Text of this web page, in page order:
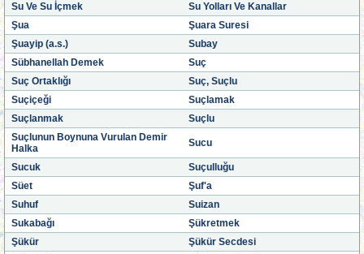
Su Ve Su İçmek
Su Yolları Ve Kanallar
Şua
Şuara Suresi
Şuayip (a.s.)
Subay
Sübhanellah Demek
Suç
Suç Ortaklığı
Suç, Suçlu
Suçiçeği
Suçlamak
Suçlanmak
Suçlu
Suçlunun Boynuna Vurulan Demir
Halka
Sucu
Sucuk
Suçulluğu
Süet
Şuf'a
Suhuf
Suizan
Sukabağı
Şükretmek
Şükür
Şükür Secdesi